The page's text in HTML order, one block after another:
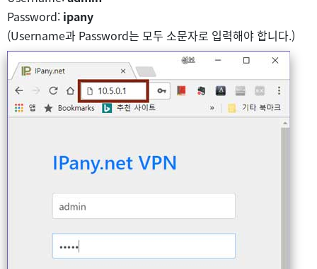
Password: ipany
(Username과 Password는 모두 소문자로 입력해야 합니다.)